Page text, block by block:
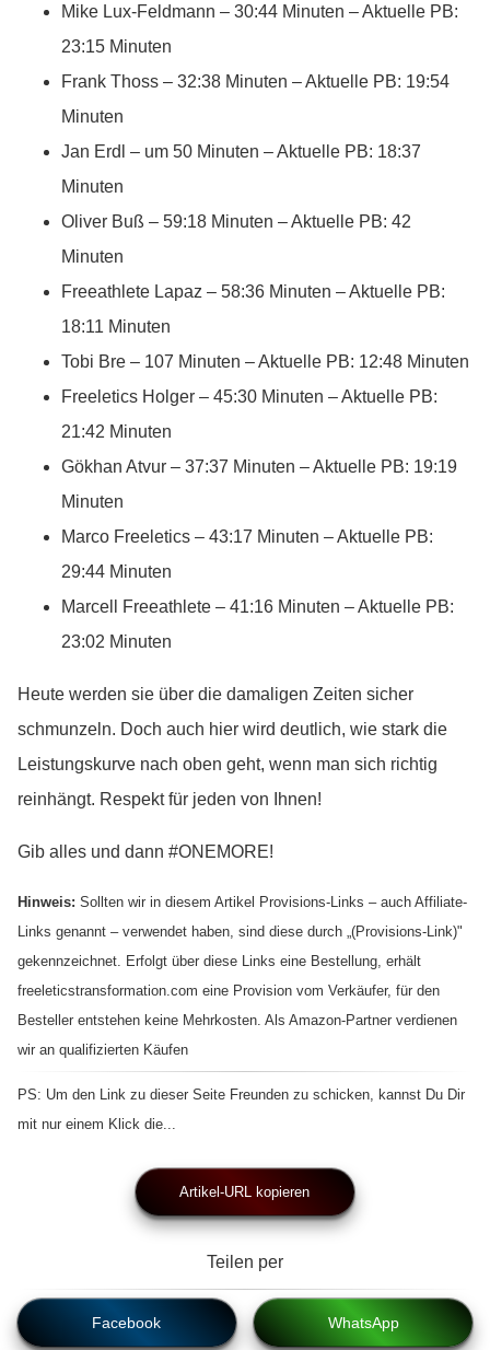
Mike Lux-Feldmann – 30:44 Minuten – Aktuelle PB:
23:15 Minuten
Frank Thoss – 32:38 Minuten – Aktuelle PB: 19:54
Minuten
Jan Erdl – um 50 Minuten – Aktuelle PB: 18:37
Minuten
Oliver Buß – 59:18 Minuten – Aktuelle PB: 42
Minuten
Freeathlete Lapaz – 58:36 Minuten – Aktuelle PB:
18:11 Minuten
Tobi Bre – 107 Minuten – Aktuelle PB: 12:48 Minuten
Freeletics Holger – 45:30 Minuten – Aktuelle PB:
21:42 Minuten
Gökhan Atvur – 37:37 Minuten – Aktuelle PB: 19:19
Minuten
Marco Freeletics – 43:17 Minuten – Aktuelle PB:
29:44 Minuten
Marcell Freeathlete – 41:16 Minuten – Aktuelle PB:
23:02 Minuten
Heute werden sie über die damaligen Zeiten sicher
schmunzeln. Doch auch hier wird deutlich, wie stark die
Leistungskurve nach oben geht, wenn man sich richtig
reinhängt. Respekt für jeden von Ihnen!
Gib alles und dann #ONEMORE!
Hinweis: Sollten wir in diesem Artikel Provisions-Links – auch Affiliate-
Links genannt – verwendet haben, sind diese durch „(Provisions-Link)"
gekennzeichnet. Erfolgt über diese Links eine Bestellung, erhält
freeleticstransformation.com eine Provision vom Verkäufer, für den
Besteller entstehen keine Mehrkosten. Als Amazon-Partner verdienen
wir an qualifizierten Käufen
PS: Um den Link zu dieser Seite Freunden zu schicken, kannst Du Dir
mit nur einem Klick die...
Artikel-URL kopieren
Teilen per
Facebook WhatsApp